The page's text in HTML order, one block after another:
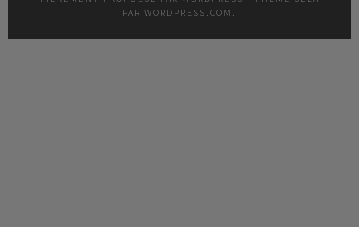
PAR WORDPRESS.COM